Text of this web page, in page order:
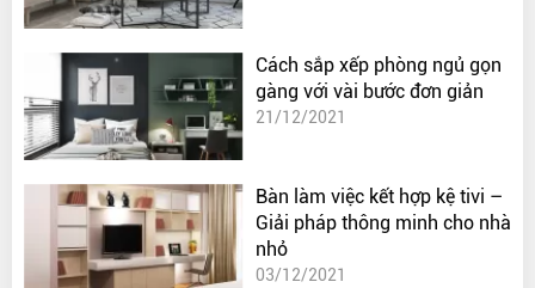
Cách sắp xếp phòng ngủ gọn
gàng với vài bước đơn giản
21/12/2021
Bàn làm việc kết hợp kệ tivi –
Giải pháp thông minh cho nhà
nhỏ
03/12/2021